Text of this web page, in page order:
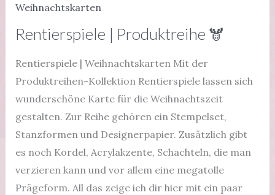
Weihnachtskarten
Rentierspiele | Produktreihe 🫎
Rentierspiele | Weihnachtskarten Mit der
Produktreihen-Kollektion Rentierspiele lassen sich
wunderschöne Karte für die Weihnachtszeit
gestalten. Zur Reihe gehören ein Stempelset,
Stanzformen und Designerpapier. Zusätzlich gibt
es noch Kordel, Acrylakzente, Schachteln, die man
verzieren kann und vor allem eine megatolle
Prägeform. All das zeige ich dir hier mit ein paar